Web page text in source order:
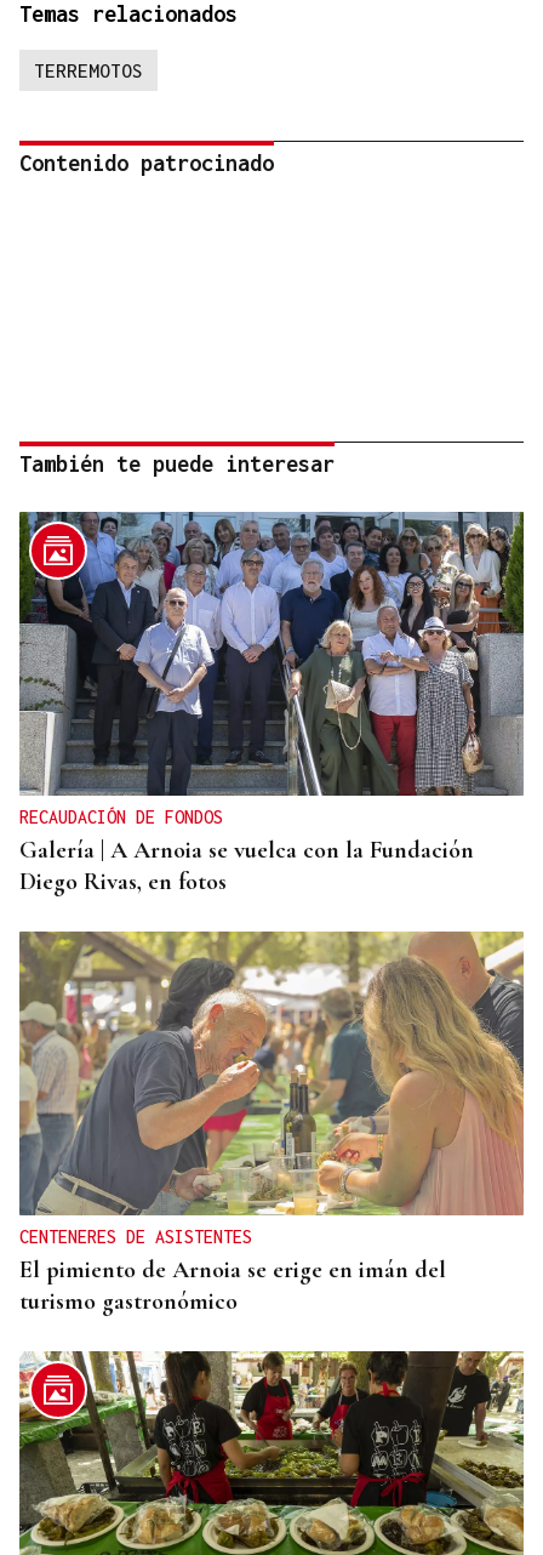
Temas relacionados
TERREMOTOS
Contenido patrocinado
También te puede interesar
RECAUDACIÓN DE FONDOS
Galería | A Arnoia se vuelca con la Fundación
Diego Rivas, en fotos
CENTENERES DE ASISTENTES
El pimiento de Arnoia se erige en imán del
turismo gastronómico